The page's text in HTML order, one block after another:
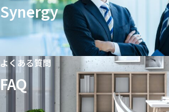
Synergy
よくある質問
FAQ